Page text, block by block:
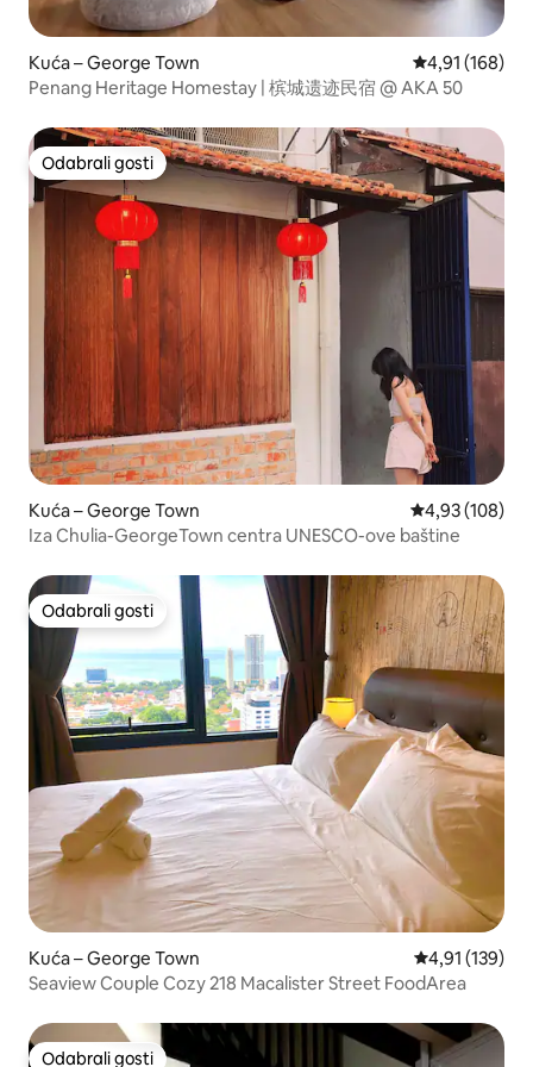
Kuća – George Town Prosječna
4,91 (168)
Penang Heritage Homestay | 槟城遗迹民宿 @ AKA 50
Odabrali gosti
Odabrali gosti
Kuća – George Town Prosječna
4,93 (108)
Iza Chulia-GeorgeTown centra UNESCO-ove baštine
Odabrali gosti
Odabrali gosti
Kuća – George Town Prosječna
4,91 (139)
Seaview Couple Cozy 218 Macalister Street FoodArea
Odabrali gosti